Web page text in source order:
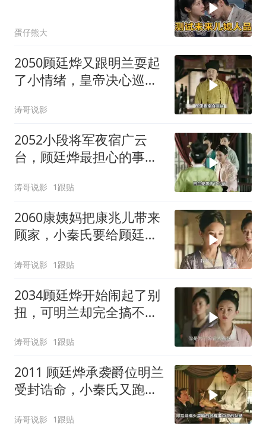
蛋仔熊大
2050顾廷烨又跟明兰耍起
了小情绪，皇帝决心巡查
涛哥说影
2052小段将军夜宿广云
台，顾廷烨最担心的事情
涛哥说影 1跟贴
2060康姨妈把康兆儿带来
顾家，小秦氏要给顾廷烨
涛哥说影 1跟贴
2034顾廷烨开始闹起了别
扭，可明兰却完全搞不懂
涛哥说影 1跟贴
2011 顾廷烨承袭爵位明兰
受封诰命，小秦氏又跑过
涛哥说影 1跟贴